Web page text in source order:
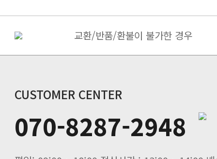
교환/반품/환불이 불가한 경우
CUSTOMER CENTER
070-8287-2948